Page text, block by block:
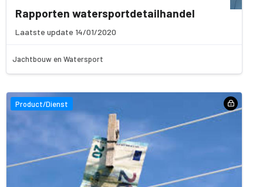
Rapporten watersportdetailhandel
Laatste update 14/01/2020
Jachtbouw en Watersport
Product/Dienst